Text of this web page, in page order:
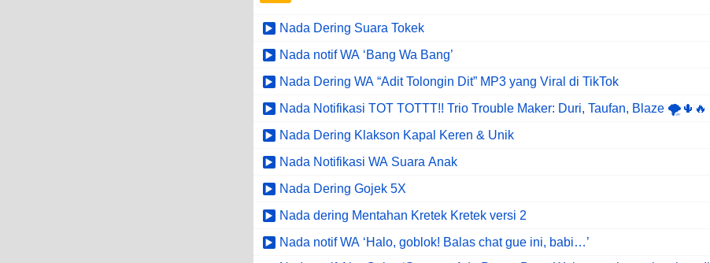
Nada Dering Suara Tokek
Nada notif WA ‘Bang Wa Bang’
Nada Dering WA “Adit Tolongin Dit” MP3 yang Viral di TikTok
Nada Notifikasi TOT TOTTT!! Trio Trouble Maker: Duri, Taufan, Blaze 🌪️🌵🔥
Nada Dering Klakson Kapal Keren & Unik
Nada Notifikasi WA Suara Anak
Nada Dering Gojek 5X
Nada dering Mentahan Kretek Kretek versi 2
Nada notif WA ‘Halo, goblok! Balas chat gue ini, babi…’